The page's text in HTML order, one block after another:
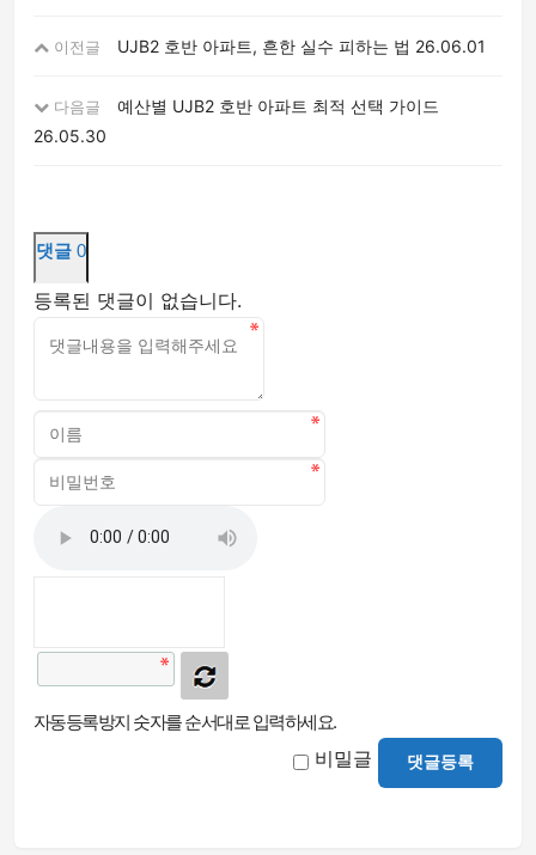
이전글 UJB2 호반 아파트, 흔한 실수 피하는 법 26.06.01
다음글
예산별 UJB2 호반 아파트 최적 선택 가이드
26.05.30
댓글 0
등록된 댓글이 없습니다.
자동등록방지 숫자를 순서대로 입력하세요.
비밀글 댓글등록